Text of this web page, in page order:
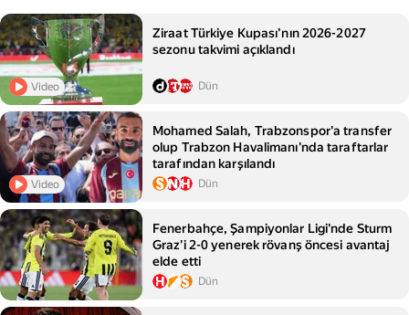
Video
Ziraat Türkiye Kupası’nın 2026-2027
sezonu takvimi açıklandı
Dün
Video
Mohamed Salah, Trabzonspor'a transfer
olup Trabzon Havalimanı'nda taraftarlar
tarafından karşılandı
Dün
Fenerbahçe, Şampiyonlar Ligi'nde Sturm
Graz'i 2-0 yenerek rövanş öncesi avantaj
elde etti
Dün